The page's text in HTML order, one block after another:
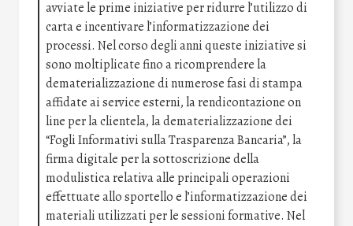
avviate le prime iniziative per ridurre l’utilizzo di
carta e incentivare l’informatizzazione dei
processi. Nel corso degli anni queste iniziative si
sono moltiplicate fino a ricomprendere la
dematerializzazione di numerose fasi di stampa
affidate ai service esterni, la rendicontazione on
line per la clientela, la dematerializzazione dei
“Fogli Informativi sulla Trasparenza Bancaria”, la
firma digitale per la sottoscrizione della
modulistica relativa alle principali operazioni
effettuate allo sportello e l’informatizzazione dei
materiali utilizzati per le sessioni formative. Nel